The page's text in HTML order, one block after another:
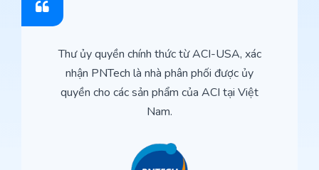
Thư ủy quyền chính thức từ ACI-USA, xác
nhận PNTech là nhà phân phối được ủy
quyền cho các sản phẩm của ACI tại Việt
Nam.